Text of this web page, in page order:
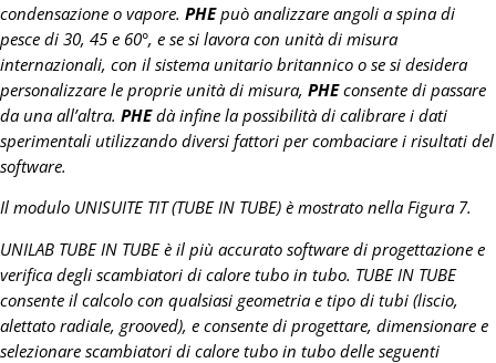
condensazione o vapore. PHEpuò analizzare angoli a spina di
pesce di 30, 45 e 60°, e se si lavora con unità di misura
internazionali, con il sistema unitario britannico o se si desidera
personalizzare le proprie unità di misura, PHEconsente di passare
da una all’altra. PHEdà infine la possibilità di calibrare i dati
sperimentali utilizzando diversi fattori per combaciare i risultati del
software.
Il modulo UNISUITE TIT (TUBE IN TUBE) è mostrato nella Figura 7.
UNILAB TUBE IN TUBE è il più accurato software di progettazione e
verifica degli scambiatori di calore tubo in tubo. TUBE IN TUBE
consente il calcolo con qualsiasi geometria e tipo di tubi (liscio,
alettato radiale, grooved), e consente di progettare, dimensionare e
selezionare scambiatori di calore tubo in tubo delle seguenti